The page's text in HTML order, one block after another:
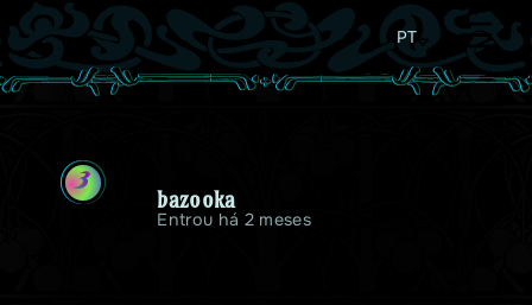
PT
B
bazooka
Entrou há 2 meses